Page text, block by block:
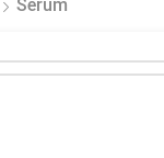
Serum